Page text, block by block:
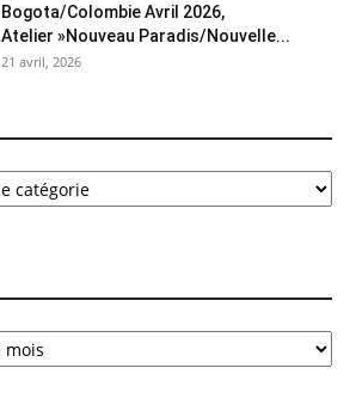
Bogota/Colombie Avril 2026,
Atelier »Nouveau Paradis/Nouvelle...
21 avril, 2026